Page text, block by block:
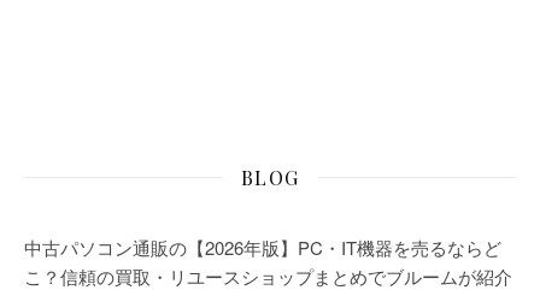
BLOG
中古パソコン通販の【2026年版】PC・IT機器を売るならど
こ？信頼の買取・リユースショップまとめでブルームが紹介